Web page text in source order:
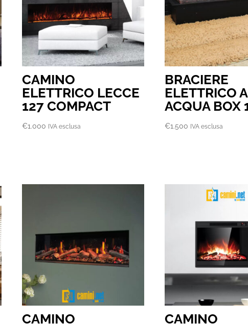
CAMINO
ELETTRICO LECCE
127 COMPACT
€1.000 IVA esclusa
BRACIERE
ELETTRICO
ACQUA BOX
€1.500 IVA esclusa
CAMINO CAMINO